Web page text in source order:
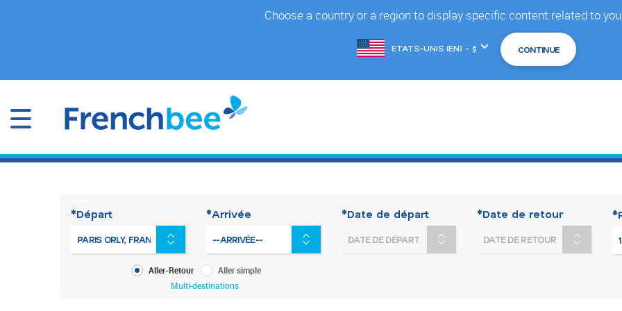
Choose a country or a region to display specific content related to
de
*Départ *Arrivée
TypeAller-Retour
Aller simple
Multi-destinations
*Date de départ *Date de retour